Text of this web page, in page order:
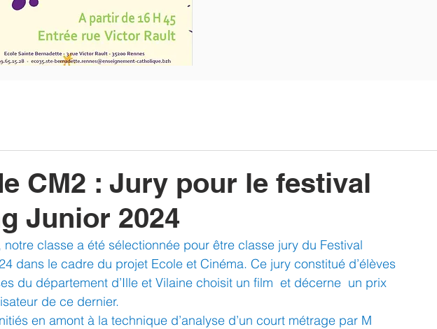
CM2 : Jury pour le festival
Junior 2024
classe a été sélectionnée pour être classe jury du Festival
dans le cadre du projet Ecole et Cinéma. Ce jury constitué d’élèves
du département d’Ille et Vilaine choisit un film  et décerne  un prix
de ce dernier.
en amont à la technique d’analyse d’un court métrage par M